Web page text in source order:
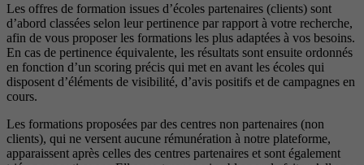
Les offres de formation issues d’écoles partenaires (clients) sont
d’abord classées selon leur pertinence par rapport à votre recherche,
afin de vous proposer les formations les plus adaptées à vos besoins.
En cas de pertinence équivalente, les résultats sont ensuite ordonnés
en fonction d’un scoring précis qui met en avant les écoles qui
disposent d’éléments de visibilité, d’avis positifs et de campagnes en
cours.
Les formations proposées par des centres non partenaires (non
clients), qui ne versent aucune rémunération à notre plateforme,
apparaissent après celles des centres partenaires et sont également